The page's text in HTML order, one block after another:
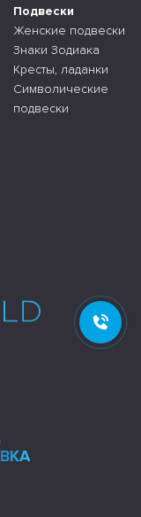
Подвески
Женские подвески
Знаки Зодиака
Кресты, ладанки
Символические
подвески